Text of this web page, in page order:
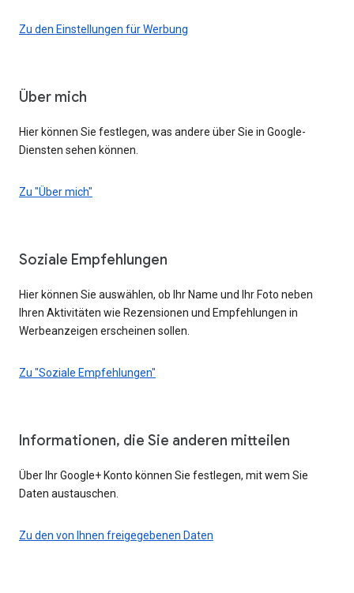
Zu den Einstellungen für Werbung
Über mich
Hier können Sie festlegen, was andere über Sie in Google-
Diensten sehen können.
Zu "Über mich"
Soziale Empfehlungen
Hier können Sie auswählen, ob Ihr Name und Ihr Foto neben
Ihren Aktivitäten wie Rezensionen und Empfehlungen in
Werbeanzeigen erscheinen sollen.
Zu "Soziale Empfehlungen"
Informationen, die Sie anderen mitteilen
Über Ihr Google+ Konto können Sie festlegen, mit wem Sie
Daten austauschen.
Zu den von Ihnen freigegebenen Daten